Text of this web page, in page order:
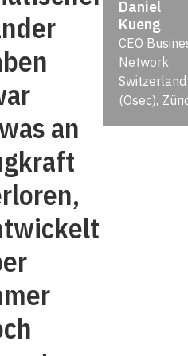
an
Daniel
Kueng
CEO
Network
Switzerland
(Osec),